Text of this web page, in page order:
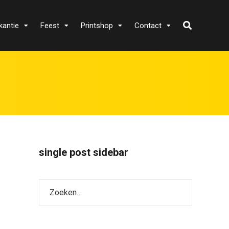
Feest Printshop Contact
single post sidebar